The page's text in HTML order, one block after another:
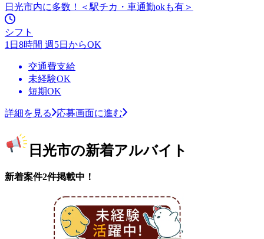
日光市内に多数！＜駅チカ・車通勤okも有＞
シフト
1日8時間 週5日からOK
交通費支給
未経験OK
短期OK
詳細を見る 応募画面に進む
日光市の新着アルバイト
新着案件2件掲載中！